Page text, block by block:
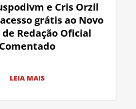
e Cris Orzil
grátis ao Novo
Redação Oficial
Comentado
LEIA MAIS